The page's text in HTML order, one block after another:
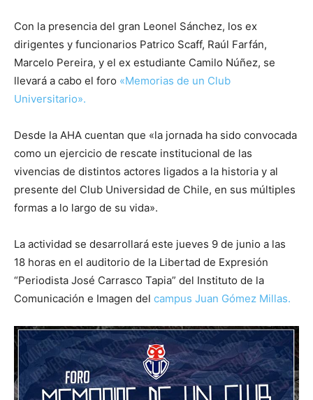
Con la presencia del gran Leonel Sánchez, los ex
dirigentes y funcionarios Patrico Scaff, Raúl Farfán,
Marcelo Pereira, y el ex estudiante Camilo Núñez, se
llevará a cabo el foro «Memorias de un Club
Universitario».
Desde la AHA cuentan que «la jornada ha sido convocada
como un ejercicio de rescate institucional de las
vivencias de distintos actores ligados a la historia y al
presente del Club Universidad de Chile, en sus múltiples
formas a lo largo de su vida».
La actividad se desarrollará este jueves 9 de junio a las
18 horas en el auditorio de la Libertad de Expresión
“Periodista José Carrasco Tapia” del Instituto de la
Comunicación e Imagen del campus Juan Gómez Millas.